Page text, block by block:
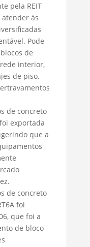
pela REIT
atender às
Pode
de
interior,
de piso,
de concreto
exportada
que a
de concreto
foi
que foi a
de bloco